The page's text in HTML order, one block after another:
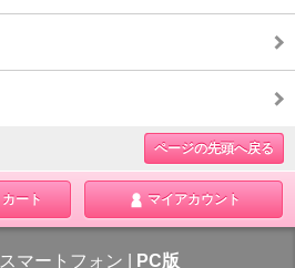
ページの先頭へ戻る
カート マイアカウント
スマートフォン PC版